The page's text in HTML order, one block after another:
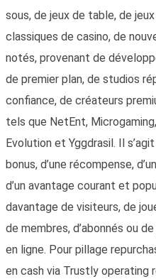
sous, de jeux de table, de
classiques de casino, de
notés, provenant de
de premier plan, de studios
confiance, de créateurs
tels que NetEnt,
Evolution et Yggdrasil. Il
bonus, d’une récompense,
d’un avantage courant et
davantage de visiteurs, de
de membres, d’abonnés ou
en ligne. Pour pillage
en cash via Trustly operating